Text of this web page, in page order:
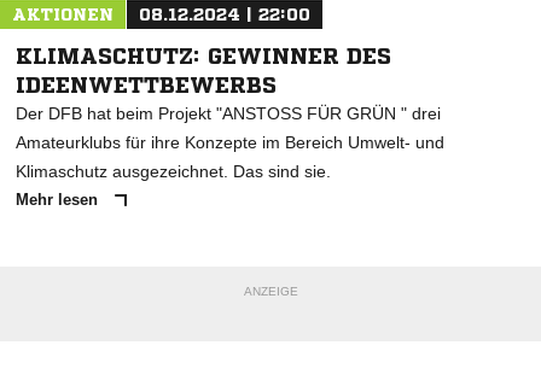
AKTIONEN 08.12.2024 | 22:00
KLIMASCHUTZ: GEWINNER DES
IDEENWETTBEWERBS
Der DFB hat beim Projekt "ANSTOSS FÜR GRÜN " drei
Amateurklubs für ihre Konzepte im Bereich Umwelt- und
Klimaschutz ausgezeichnet. Das sind sie.
Mehr lesen
ANZEIGE